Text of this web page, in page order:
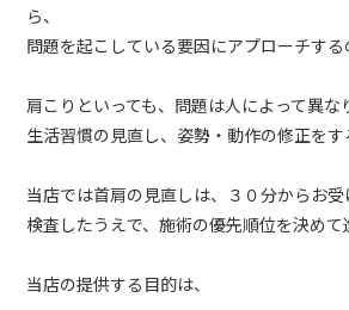
ら、
問題を起こしている要因にアプローチする
肩こりといっても、問題は人によって異な
生活習慣の見直し、姿勢・動作の修正をす
当店では首肩の見直しは、３０分からお受
検査したうえで、施術の優先順位を決めて
当店の提供する目的は、